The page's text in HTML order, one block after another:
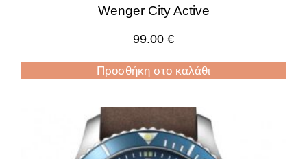
Wenger City Active
99.00 €
Προσθήκη στο καλάθι